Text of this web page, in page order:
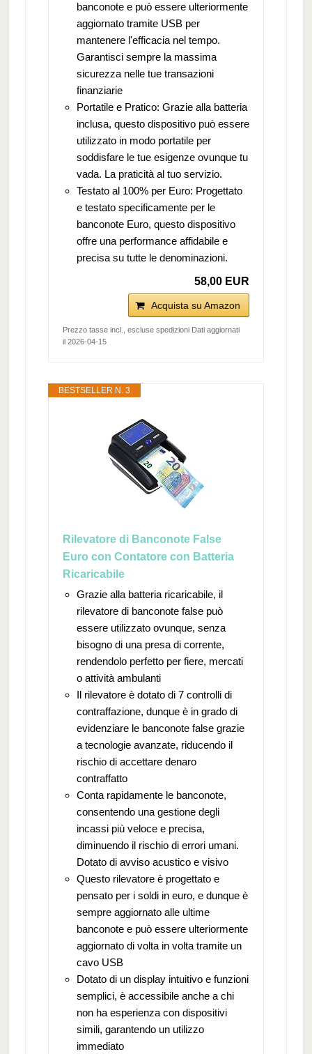
banconote e può essere ulteriormente
aggiornato tramite USB per
mantenere l'efficacia nel tempo.
Garantisci sempre la massima
sicurezza nelle tue transazioni
finanziarie
Portatile e Pratico: Grazie alla batteria
inclusa, questo dispositivo può essere
utilizzato in modo portatile per
soddisfare le tue esigenze ovunque tu
vada. La praticità al tuo servizio.
Testato al 100% per Euro: Progettato
e testato specificamente per le
banconote Euro, questo dispositivo
offre una performance affidabile e
precisa su tutte le denominazioni.
58,00 EUR
Acquista su Amazon
Prezzo tasse incl., escluse spedizioni Dati aggiornati
il 2026-04-15
BESTSELLER N. 3
Rilevatore di Banconote False
Euro con Contatore con Batteria
Ricaricabile
Grazie alla batteria ricaricabile, il
rilevatore di banconote false può
essere utilizzato ovunque, senza
bisogno di una presa di corrente,
rendendolo perfetto per fiere, mercati
o attività ambulanti
Il rilevatore è dotato di 7 controlli di
contraffazione, dunque è in grado di
evidenziare le banconote false grazie
a tecnologie avanzate, riducendo il
rischio di accettare denaro
contraffatto
Conta rapidamente le banconote,
consentendo una gestione degli
incassi più veloce e precisa,
diminuendo il rischio di errori umani.
Dotato di avviso acustico e visivo
Questo rilevatore è progettato e
pensato per i soldi in euro, e dunque è
sempre aggiornato alle ultime
banconote e può essere ulteriormente
aggiornato di volta in volta tramite un
cavo USB
Dotato di un display intuitivo e funzioni
semplici, è accessibile anche a chi
non ha esperienza con dispositivi
simili, garantendo un utilizzo
immediato